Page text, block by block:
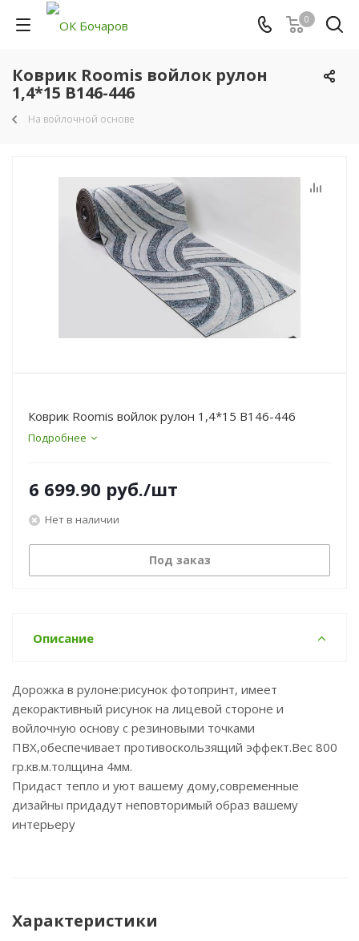
0
Коврик Roomis войлок рулон
1,4*15 B146-446
На войлочной основе
Коврик Roomis войлок рулон 1,4*15 B146-446
Подробнее
6 699.90 руб./шт
Нет в наличии
Под заказ
Описание
Дорожка в рулоне:рисунок фотопринт, имеет
декорактивный рисунок на лицевой стороне и
войлочную основу с резиновыми точками
ПВХ,обеспечивает противоскользящий эффект.Вес 800
гр.кв.м.толщина 4мм.
Придаст тепло и уют вашему дому,современные
дизайны придадут неповторимый образ вашему
интерьеру
Характеристики